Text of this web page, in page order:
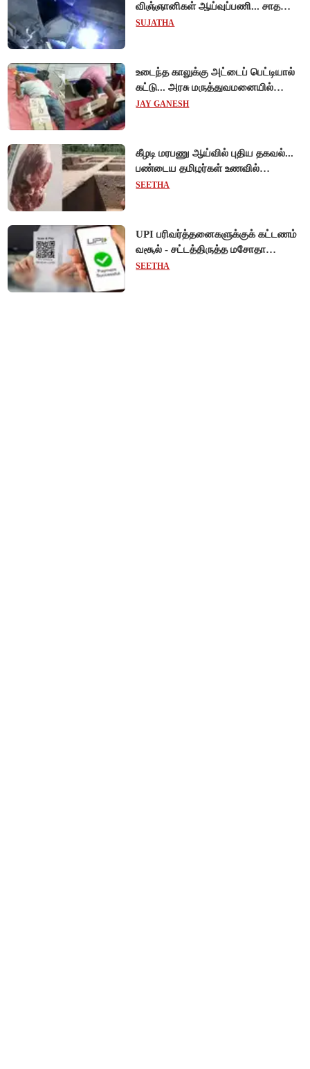
விஞ்ஞானிகள் ஆய்வுப்பணி... சாதனை
!
SUJATHA
உடைந்த காலுக்கு அட்டைப் பெட்டியால்
கட்டு... அரசு மருத்துவமனையில்
விநோத சிகிச்சை... அதிர்ச்சி வீடியோ!
JAY GANESH
கீழடி மரபணு ஆய்வில் புதிய தகவல்...
பண்டைய தமிழர்கள் உணவில்
அதிகளவு இறைச்சி பயன்பாடு!
SEETHA
UPI பரிவர்த்தனைகளுக்குக் கட்டணம்
வசூல் - சட்டத்திருத்த மசோதா
நிறைவேற்றம்!
SEETHA